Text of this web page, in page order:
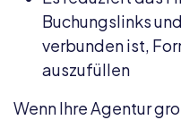
Buchungslinks
verbunden ist,
auszufüllen
Wenn Ihre Agentur